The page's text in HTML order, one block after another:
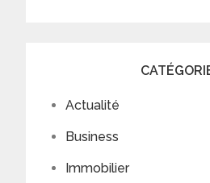
Actualité
Business
Immobilier